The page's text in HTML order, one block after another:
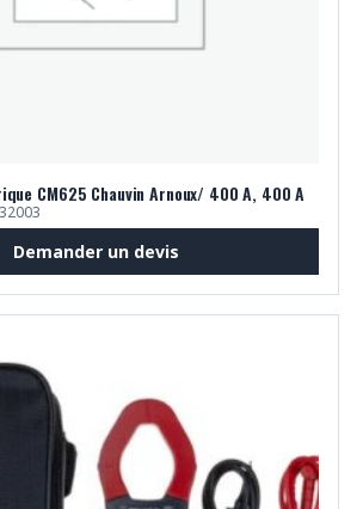
CM625 Chauvin Arnoux/ 400 A, 400 A
Demander un devis